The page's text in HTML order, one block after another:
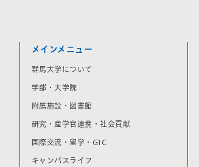
メインメニュー
群馬大学について
学部・大学院
附属施設・図書館
研究・産学官連携・社会貢献
国際交流・留学・GIC
キャンパスライフ